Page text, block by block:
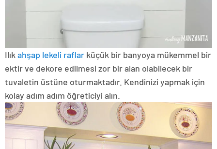
Ilık ahşap lekeli raflar küçük bir banyoya mükemmel bir
ektir ve dekore edilmesi zor bir alan olabilecek bir
tuvaletin üstüne oturmaktadır. Kendinizi yapmak için
kolay adım adım öğreticiyi alın.